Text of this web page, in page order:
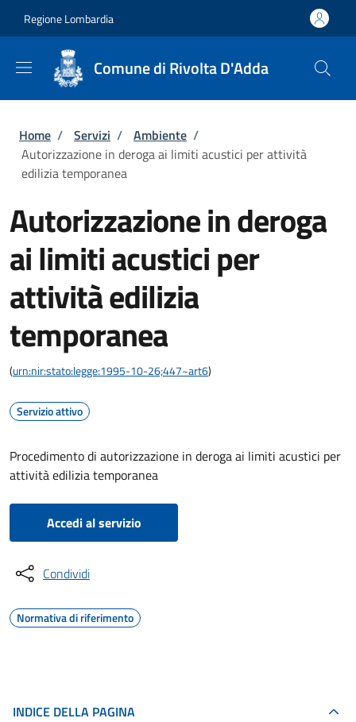
Regione Lombardia
Comune di Rivolta D'Adda
Briciole di pane
Home / Servizi / Ambiente /
Autorizzazione in deroga ai limiti acustici per attività
edilizia temporanea
Autorizzazione in deroga
ai limiti acustici per
attività edilizia
temporanea
(urn:nir:stato:legge:1995-10-26;447~art6)
Servizio attivo
Procedimento di autorizzazione in deroga ai limiti acustici per
attività edilizia temporanea
Accedi al servizio
Condividi
Normativa di riferimento
INDICE DELLA PAGINA